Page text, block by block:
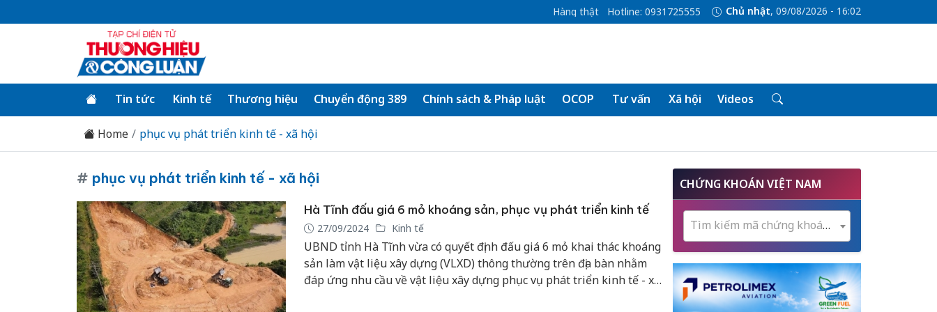
Hàng thật Hotline: 0931725555 Chủ nhật, 09/08/2026 - 16:02
Tin tức Kinh tế Thương hiệu Chuyển động 389 Chính sách & Pháp luật OCOP Tư vấn Xã hội Videos
Home phục vụ phát triển kinh tế - xã hội
# phục vụ phát triển kinh tế - xã hội
Hà Tĩnh đấu giá 6 mỏ khoáng sản, phục vụ phát triển kinh tế
27/09/2024 Kinh tế
UBND tỉnh Hà Tĩnh vừa có quyết định đấu giá 6 mỏ khai thác khoáng
sản làm vật liệu xây dựng (VLXD) thông thường trên địa bàn nhằm
đáp ứng nhu cầu về vật liệu xây dựng phục vụ phát triển kinh tế - xã
CHỨNG KHOÁN VIỆT NAM
Tìm kiếm mã chứng khoán...